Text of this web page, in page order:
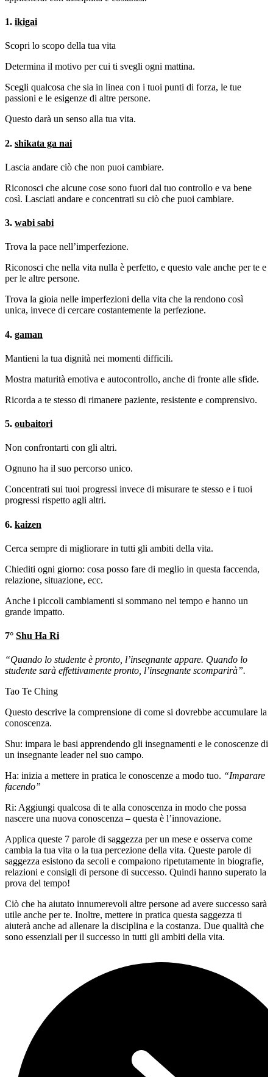
1. ikigai
Scopri lo scopo della tua vita
Determina il motivo per cui ti svegli ogni mattina.
Scegli qualcosa che sia in linea con i tuoi punti di forza, le tue
passioni e le esigenze di altre persone.
Questo darà un senso alla tua vita.
2. shikata ga nai
Lascia andare ciò che non puoi cambiare.
Riconosci che alcune cose sono fuori dal tuo controllo e va bene
così. Lasciati andare e concentrati su ciò che puoi cambiare.
3. wabi sabi
Trova la pace nell’imperfezione.
Riconosci che nella vita nulla è perfetto, e questo vale anche per te e
per le altre persone.
Trova la gioia nelle imperfezioni della vita che la rendono così
unica, invece di cercare costantemente la perfezione.
4. gaman
Mantieni la tua dignità nei momenti difficili.
Mostra maturità emotiva e autocontrollo, anche di fronte alle sfide.
Ricorda a te stesso di rimanere paziente, resistente e comprensivo.
5. oubaitori
Non confrontarti con gli altri.
Ognuno ha il suo percorso unico.
Concentrati sui tuoi progressi invece di misurare te stesso e i tuoi
progressi rispetto agli altri.
6. kaizen
Cerca sempre di migliorare in tutti gli ambiti della vita.
Chiediti ogni giorno: cosa posso fare di meglio in questa faccenda,
relazione, situazione, ecc.
Anche i piccoli cambiamenti si sommano nel tempo e hanno un
grande impatto.
7° Shu Ha Ri
“Quando lo studente è pronto, l’insegnante appare. Quando lo
studente sarà effettivamente pronto, l’insegnante scomparirà”.
Tao Te Ching
Questo descrive la comprensione di come si dovrebbe accumulare la
conoscenza.
Shu: impara le basi apprendendo gli insegnamenti e le conoscenze di
un insegnante leader nel suo campo.
Ha: inizia a mettere in pratica le conoscenze a modo tuo. “Imparare
facendo”
Ri: Aggiungi qualcosa di te alla conoscenza in modo che possa
nascere una nuova conoscenza – questa è l’innovazione.
Applica queste 7 parole di saggezza per un mese e osserva come
cambia la tua vita o la tua percezione della vita. Queste parole di
saggezza esistono da secoli e compaiono ripetutamente in biografie,
relazioni e consigli di persone di successo. Quindi hanno superato la
prova del tempo!
Ciò che ha aiutato innumerevoli altre persone ad avere successo sarà
utile anche per te. Inoltre, mettere in pratica questa saggezza ti
aiuterà anche ad allenare la disciplina e la costanza. Due qualità che
sono essenziali per il successo in tutti gli ambiti della vita.